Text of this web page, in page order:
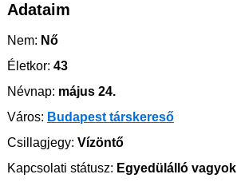
Adataim
Nem: Nő
Életkor: 43
Névnap: május 24.
Város: Budapest társkereső
Csillagjegy: Vízöntő
Kapcsolati státusz: Egyedülálló vagyok